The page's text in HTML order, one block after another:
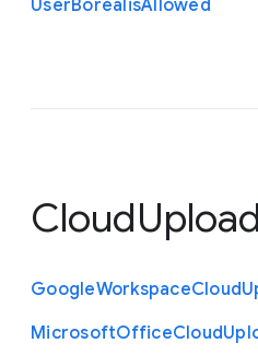
UserBorealisAllowed
CloudUpload
GoogleWorkspaceCloud
MicrosoftOfficeCloud